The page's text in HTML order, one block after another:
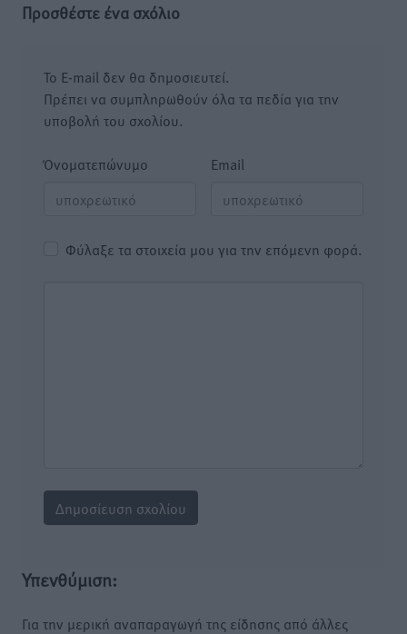
Προσθέστε ένα σχόλιο
Το E-mail δεν θα δημοσιευτεί.
Πρέπει να συμπληρωθούν όλα τα πεδία για την
υποβολή του σχολίου.
Όνοματεπώνυμο Email
Φύλαξε τα στοιχεία μου για την επόμενη φορά.
Υπενθύμιση:
Για την μερική αναπαραγωγή της είδησης από άλλες